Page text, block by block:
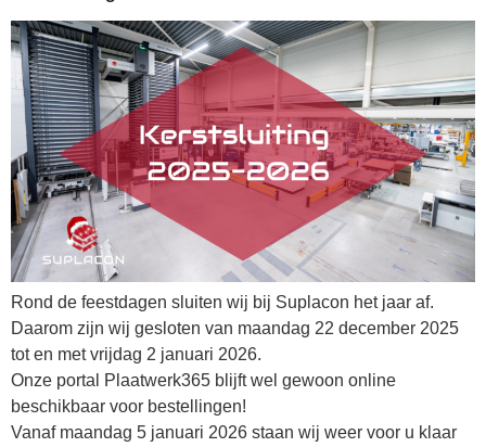
Rond de feestdagen sluiten wij bij Suplacon het jaar af.
Daarom zijn wij gesloten van maandag 22 december 2025
tot en met vrijdag 2 januari 2026.
Onze portal Plaatwerk365 blijft wel gewoon online
beschikbaar voor bestellingen!
Vanaf maandag 5 januari 2026 staan wij weer voor u klaar